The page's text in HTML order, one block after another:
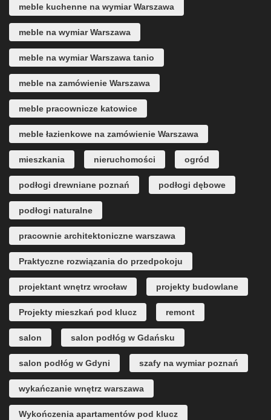
meble kuchenne na wymiar Warszawa
meble na wymiar Warszawa
meble na wymiar Warszawa tanio
meble na zamówienie Warszawa
meble pracownicze katowice
meble łazienkowe na zamówienie Warszawa
mieszkania nieruchomości ogród
podłogi drewniane poznań podłogi dębowe
podłogi naturalne
pracownie architektoniczne warszawa
Praktyczne rozwiązania do przedpokoju
projektant wnętrz wrocław projekty budowlane
Projekty mieszkań pod klucz remont
salon salon podłóg w Gdańsku
salon podłóg w Gdyni szafy na wymiar poznań
wykańczanie wnętrz warszawa
Wykończenia apartamentów pod klucz